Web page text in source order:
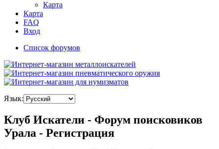
Карта
Карта
FAQ
Вход
Список форумов
Язык:
Клуб Искатели - Форум поисковиков
Урала - Регистрация